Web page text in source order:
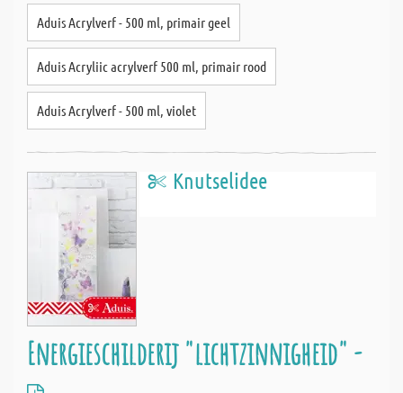
Aduis Acrylverf - 500 ml, primair geel
Aduis Acryliic acrylverf 500 ml, primair rood
Aduis Acrylverf - 500 ml, violet
Knutselidee
Energieschilderij "lichtzinnigheid" -